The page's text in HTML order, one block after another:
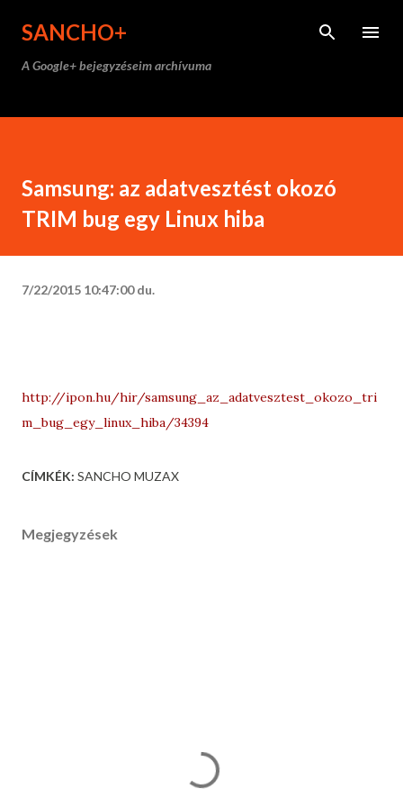
SANCHO+
A Google+ bejegyzéseim archívuma
Samsung: az adatvesztést okozó
TRIM bug egy Linux hiba
7/22/2015 10:47:00 du.
http://ipon.hu/hir/samsung_az_adatvesztest_okozo_tri
m_bug_egy_linux_hiba/34394
CÍMKÉK: SANCHO MUZAX
Megjegyzések